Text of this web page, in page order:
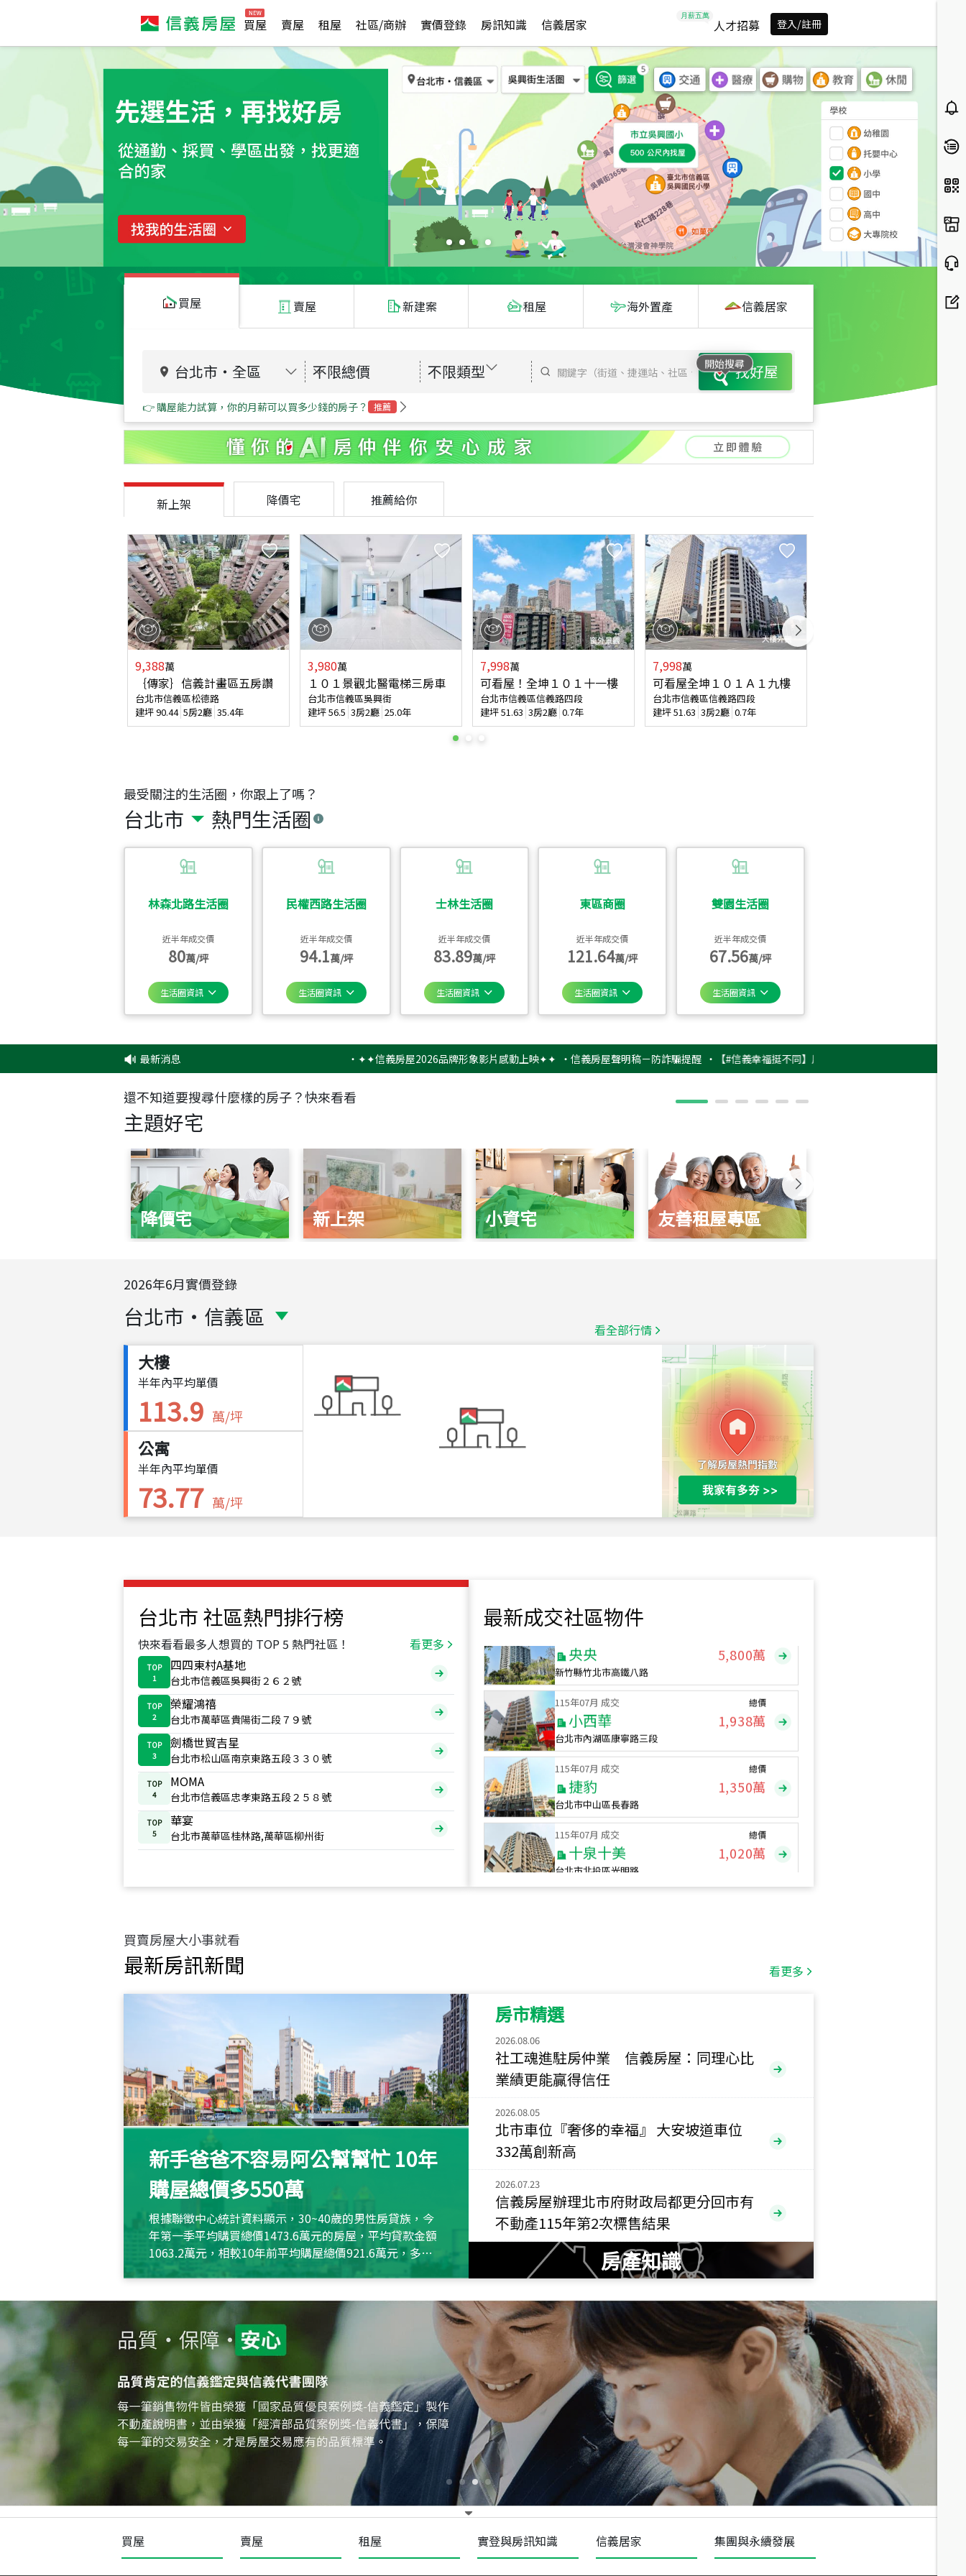
買屋 賣屋 租屋 社區/商辦 實價登錄 房訊知識 信義居家 人才招募 登入/註冊
買屋 賣屋 新建案 租屋 海外置產 信義居家
台北市 ・ 全區 不限總價 不限類型
開始搜尋
找好屋
👉 購屋能力試算，你的月薪可以買多少錢的房子？ 推薦
最受關注的生活圈，你跟上了嗎？
台北市 熱門生活圈
林森北路生活圈
近半年成交價
80萬/坪
生活圈資訊
民權西路生活圈
近半年成交價
94.1萬/坪
生活圈資訊
士林生活圈
近半年成交價
83.89萬/坪
生活圈資訊
東區商圈
近半年成交價
121.64萬/坪
生活圈資訊
雙園生活圈
近半年成交價
67.56萬/坪
生活圈資訊
新上架 降價宅 推薦給你
9,388萬
｛傳家｝信義計畫區五房讚
台北市信義區松德路
建坪90.44 5房2廳 35.4年
3,980萬
１０１景觀北醫電梯三房車
台北市信義區吳興街
建坪56.5 3房2廳 25.0年
7,998萬
可看屋！全坤１０１十一樓
台北市信義區信義路四段
建坪51.63 3房2廳 0.7年
7,998萬
可看屋全坤１０１Ａ１九樓
台北市信義區信義路四段
建坪51.63 3房2廳 0.7年
最新消息 ✦✦信義房屋2026品牌形象影片感動上映✦✦ ‧信義房屋聲明稿－防詐騙提醒 ‧【#信義幸福挺不同】用實力，讓升職免抽號碼牌！最新雇主品
還不知道要搜尋什麼樣的房子？快來看看
主題好宅
降價宅 新上架 小資宅 友善租屋專區
2026年6月實價登錄
台北市 ・ 信義區 看全部行情
大樓
半年內平均單價
113.9 萬/坪
公寓
半年內平均單價
73.77 萬/坪
台北市 社區熱門排行榜
快來看看最多人想買的 TOP 5 熱門社區！ 看更多
TOP
1
四四東村A基地
台北市信義區吳興街２６２號
TOP
2
榮耀鴻禧
台北市萬華區貴陽街二段７９號
TOP
3
劍橋世貿吉星
台北市松山區南京東路五段３３０號
TOP
4
MOMA
台北市信義區忠孝東路五段２５８號
TOP
5
華宴
台北市萬華區桂林路,萬華區柳州街
最新成交社區物件
台北市中山區長春路
1,020萬
總價
490萬
新竹市新竹市慈祥路
總價
1,808萬
115年07月 成交
新竹縣竹北市高鐵八路
115年07月 成交
小西華
台北市內湖區康寧路三段
總價
1,938萬
115年07月 成交
捷豹
台北市中山區長春路
總價
1,350萬
115年07月 成交
十泉十美
台北市北投區光明路
總價
1,020萬
115年07月 成交
115
新北市永和區環河西路二段
115年07月 成交
央央 5,800萬
115年
小西華 1,938萬
115 年07月 成交
捷豹
台北市中山區長春路
115年07月 成交
十泉十美
台北市北投區光明路
總價
1,020萬
年 07月 成交
四維天廈
新竹市新竹市四維路
總價
490萬
115 月 成交
菁英典藏
新竹市新竹市慈祥路
1,808
買賣房屋大小事就看
最新房訊新聞 看更多
新手爸爸不容易阿公幫幫忙 10年
購屋總價多550萬
根據聯徵中心統計資料顯示，30~40歲的男性房貸族，今
年第一季平均購買總價1473.6萬元的房屋，平均貸款金額
1063.2萬元，相較10年前平均購屋總價921.6萬元，多出
約550萬元，且貸款金額也多
房市精選
2026.08.06
社工魂進駐房仲業 信義房屋：同理心比
業績更能贏得信任
2026.08.05
北市車位『奢侈的幸福』 大安坡道車位
332萬創新高
2026.07.23
信義房屋辦理北市府財政局都更分回市有
不動產115年第2次標售結果
房產知識
買屋 賣屋 租屋 實登與房訊知識 信義居家 集團與永續發展